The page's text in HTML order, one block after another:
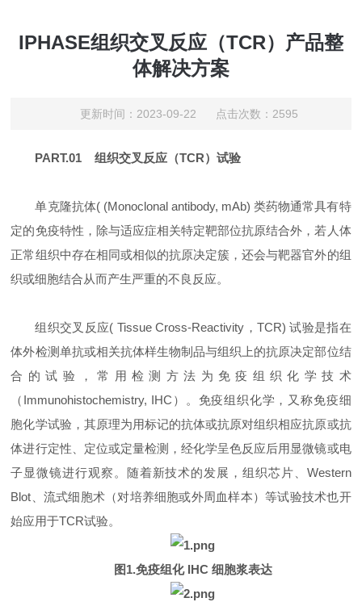
IPHASE组织交叉反应（TCR）产品整
体解决方案
更新时间：2023-09-22 点击次数：2595
PART.01 组织交叉反应（TCR）试验
单克隆抗体( (Monoclonal antibody, mAb) 类药物通常具有特
定的免疫特性，除与适应症相关特定靶部位抗原结合外，若人体
正常组织中存在相同或相似的抗原决定簇，还会与靶器官外的组
织或细胞结合从而产生严重的不良反应。
组织交叉反应( Tissue Cross-Reactivity，TCR) 试验是指在
体外检测单抗或相关抗体样生物制品与组织上的抗原决定部位结
合的试验，常用检测方法为免疫组织化学技术
（Immunohistochemistry, IHC）。免疫组织化学，又称免疫细
胞化学试验，其原理为用标记的抗体或抗原对组织相应抗原或抗
体进行定性、定位或定量检测，经化学呈色反应后用显微镜或电
子显微镜进行观察。随着新技术的发展，组织芯片、Western
Blot、流式细胞术（对培养细胞或外周血样本）等试验技术也开
始应用于TCR试验。
图1.免疫组化 IHC 细胞浆表达